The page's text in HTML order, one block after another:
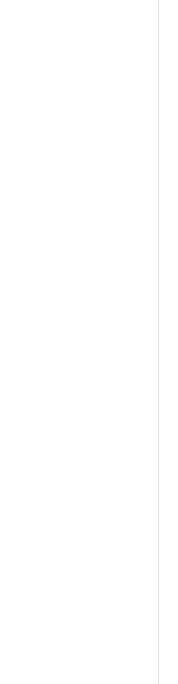
Kinoalı Ve
Mercimek
Tarifi, Nasıl
Kolay Pasta